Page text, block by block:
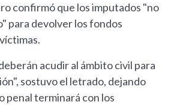
confirmó que los imputados "no
para devolver los fondos
acudir al ámbito civil para
sostuvo el letrado, dejando
penal terminará con los